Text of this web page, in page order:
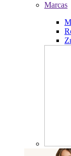
Marcas